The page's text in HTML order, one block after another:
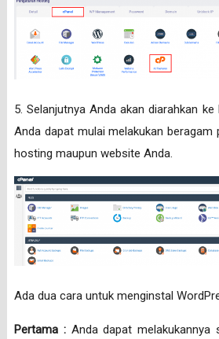
5. Selanjutnya Anda akan diarahkan
Anda dapat mulai melakukan beragam
hosting maupun website Anda.
Ada dua cara untuk menginstal
Pertama :Anda dapat melakukannya